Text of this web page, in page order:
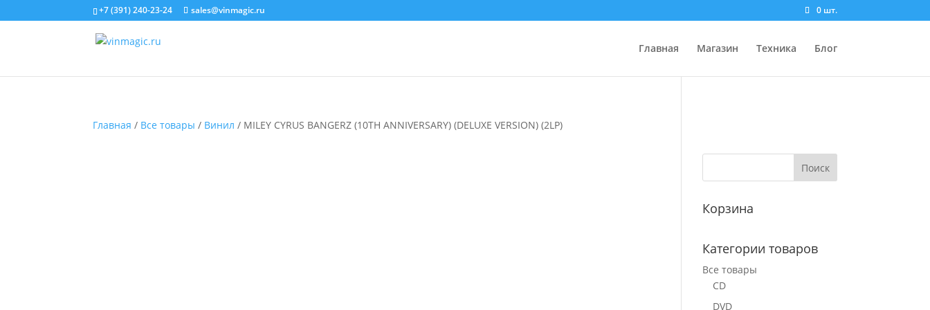
+7 (391) 240-23-24 sales@vinmagic.ru 0 шт.
Главная Магазин Техника Блог
Главная / Все товары / Винил / MILEY CYRUS BANGERZ (10TH ANNIVERSARY) (DELUXE VERSION) (2LP)
Корзина
Категории товаров
Все товары
CD
DVD